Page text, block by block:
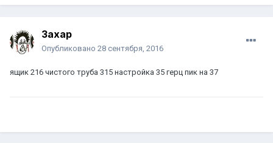
Захар
Опубликовано 28 сентября, 2016
ящик 216 чистого труба 315 настройка 35 герц пик на 37